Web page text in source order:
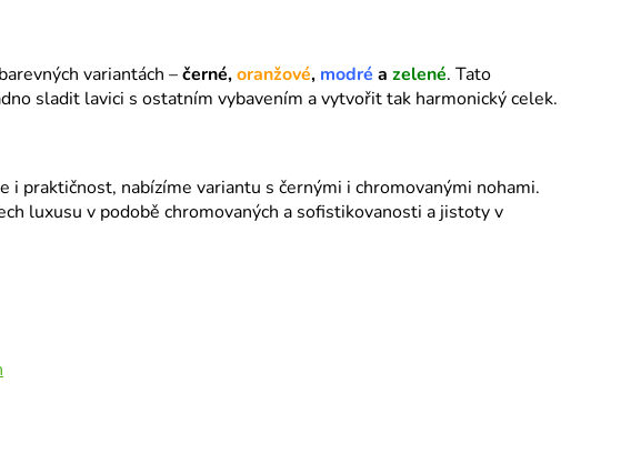
variantách –černé,oranžové, modré a zelené. Tato
sladit lavici s ostatním vybavením a vytvořit tak harmonický celek.
i praktičnost, nabízíme variantu s černými i chromovanými nohami.
luxusu v podobě chromovaných a sofistikovanosti a jistoty v